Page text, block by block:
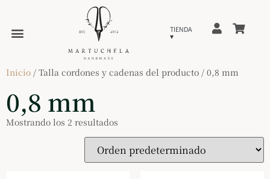
Inicio / Talla cordones y cadenas del producto / 0,8 mm
0,8 mm
Mostrando los 2 resultados